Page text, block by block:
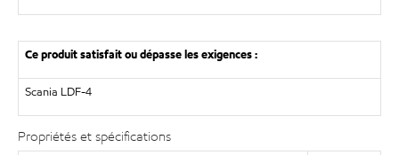
Ce produit satisfait ou dépasse les exigences :
Scania LDF-4
Propriétés et spécifications